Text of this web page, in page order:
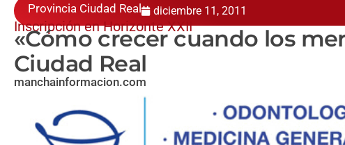
Provincia Ciudad Real diciembre 11, 2011
Inscripción en Horizonte XXII
«Cómo crecer cuando los
Ciudad Real
manchainformacion.com